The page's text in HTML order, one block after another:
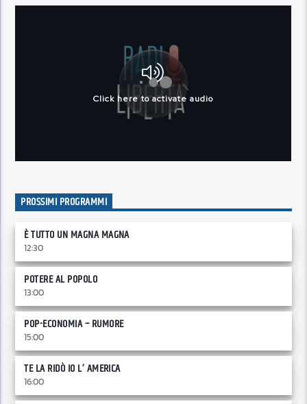
PROSSIMI PROGRAMMI
È TUTTO UN MAGNA MAGNA
12:30
POTERE AL POPOLO
13:00
POP-ECONOMIA – RUMORE
15:00
TE LA RIDÒ IO L’ AMERICA
16:00